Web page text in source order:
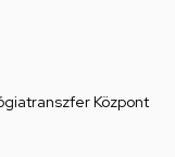
Központ